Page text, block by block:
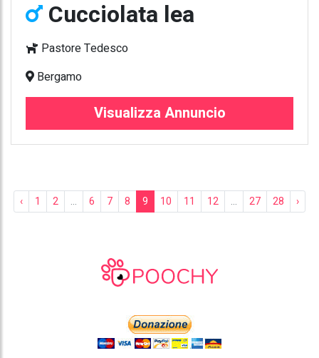
Cucciolata lea
Pastore Tedesco
Bergamo
Visualizza Annuncio
‹ 1 2 ... 6 7 8 9 10 11 12 ... 27 28 ›